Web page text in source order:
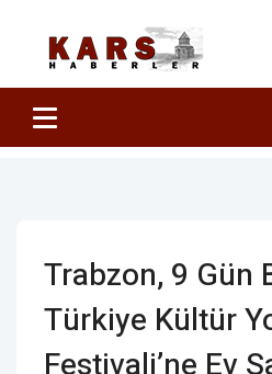
Trabzon, 9 Gün
Türkiye Kültür